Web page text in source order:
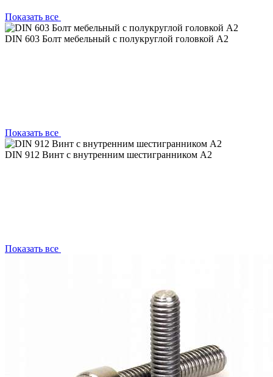
Показать все
DIN 603 Болт мебельный с полукруглой головкой А2
Показать все
DIN 912 Винт с внутренним шестигранником А2
Показать все